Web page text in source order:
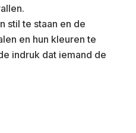
stil te staan en de
en hun kleuren te
indruk dat iemand de